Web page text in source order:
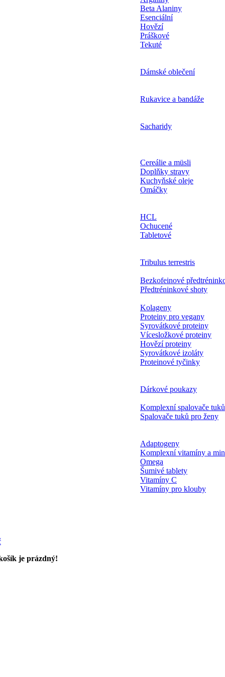
Beta Alaniny
Esenciální
Hovězí
Práškové
Tekuté
Dámské oblečení
Rukavice a bandáže
Sacharidy
Cereálie a müsli
Doplňky stravy
Kuchyňské oleje
Omáčky
HCL
Ochucené
Tabletové
Tribulus terrestris
Bezkofeinové
Předtréninkové shoty
Kolageny
Proteiny pro vegany
Syrovátkové proteiny
Vícesložkové proteiny
Hovězí proteiny
Syrovátkové izoláty
Proteinové tyčinky
Dárkové poukazy
Komplexní spalovače tuků
Spalovače tuků pro ženy
Adaptogeny
Komplexní vitamíny a
Omega
Šumivé tablety
Vitamíny C
Vitamíny pro klouby
je prázdný!